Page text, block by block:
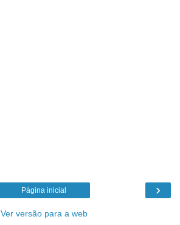
›
Página inicial
Ver versão para a web